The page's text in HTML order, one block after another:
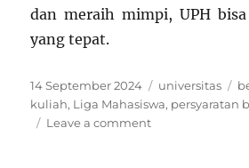
dan meraih mimpi, UPH
yang tepat.
Posted
on
14 September 2024 Categories
universitas
kuliah, Liga Mahasiswa, persyaratan
Leave a commenton